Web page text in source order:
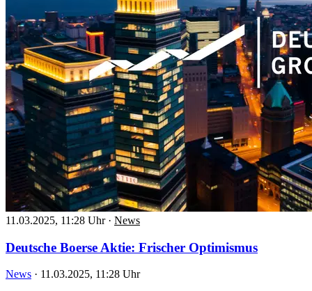
11.03.2025, 11:28 Uhr · News
Deutsche Boerse Aktie: Frischer Optimismus
News · 11.03.2025, 11:28 Uhr